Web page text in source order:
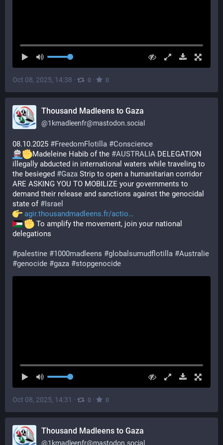
Oct 08, 2025, 14:38 · 0 · 0
Thousand Madleens to Gaza
@1kmadleenfr@mastodon.social
08.10.2025 #FreedomFlotilla #Conscience
Madeleine Habib of the #AUSTRALIA DELEGATION
illegally abducted in international waters while traveling to
the besieged #Gaza Strip to open a humanitarian corridor
ARE ASKING YOU TO MOBILIZE your governments to
demand their release and sanctions against the genocidal
state of #Israel
agir.thousandmadleens.fr/actio
To amplify the movement, join your national
delegations
#palestine #1000madleens #globalsumudflotilla #Australie
#genocide #gaza #stopgenocide
Oct 08, 2025, 14:31 · 0 · 0
Thousand Madleens to Gaza
@1kmadleenfr@mastodon.social